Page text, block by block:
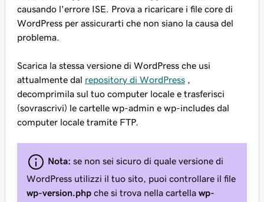
causando l'errore ISE. Prova a ricaricare i file core di
WordPress per assicurarti che non siano la causa del
problema.
Scarica la stessa versione di WordPress che usi
attualmente dal repository di WordPress
decomprimila sul tuo computer locale e trasferisci
(sovrascrivi) le cartelle wp-admin e wp-includes dal
computer locale tramite FTP.
Nota: se non sei sicuro di quale versione di
WordPress utilizzi il tuo sito, puoi controllare il file
wp-version.php che si trova nella cartella wp-